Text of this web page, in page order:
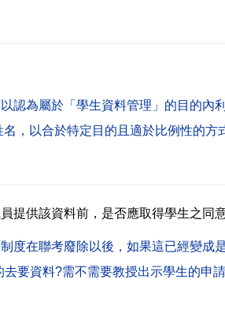
認為屬於「學生資料管理」的目的內
，以合於特定目的且適於比例性的方
提供該資料前，是否應取得學生之同
度在聯考廢除以後，如果這已經變成
要資料?需不需要教授出示學生的申